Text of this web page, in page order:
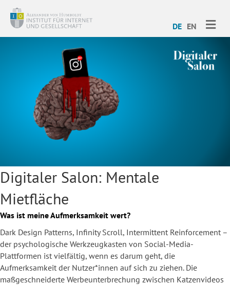
DE EN
Digitaler Salon: Mentale
Mietfläche
Was ist meine Aufmerksamkeit wert?
Dark Design Patterns, Infinity Scroll, Intermittent Reinforcement –
der psychologische Werkzeugkasten von Social-Media-
Plattformen ist vielfältig, wenn es darum geht, die
Aufmerksamkeit der Nutzer*innen auf sich zu ziehen. Die
maßgeschneiderte Werbeunterbrechung zwischen Katzenvideos